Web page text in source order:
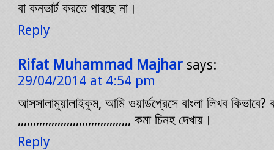
বা কনভার্ট করতে পারছে না।
Reply
Rifat Muhammad Majhar says:
29/04/2014 at 4:54 pm
আসসালামুয়ালাইকুম, আমি ওয়ার্ডপ্রেসে বাংলা লিখব কিভাবে?
,,,,,,,,,,,,,,,,,,,,,,,,,,,,,,,,,,,,, কমা চিনহ দেখায়।
Reply